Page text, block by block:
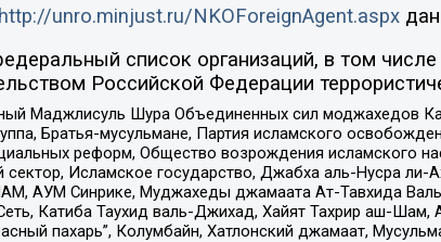
http://unro.minjust.ru/NKOForeignAgent.aspx
список организаций, в том
Российской Федерации
Маджлисуль Шура Объединенных сил моджахедов
Братья-мусульмане, Партия исламского
реформ, Общество возрождения исламского
Исламское государство, Джабха аль-Нусра
АУМ Синрике, Муджахеды джамаата Ат-Тавхида
Катиба Таухид валь-Джихад, Хайят Тахрир аш-Шам,
пахарь”, Колумбайн, Хатлонский джамаат,